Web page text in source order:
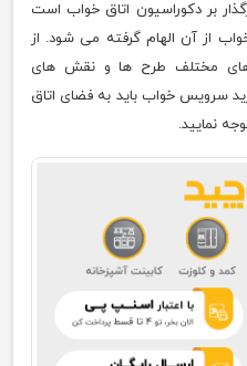
بر دکوراسیون اتاق خواب است
از آن الهام گرفته می شود. از
مختلف طرح ها و نقش های
سرویس خواب باید به فضای اتاق
نمایید.